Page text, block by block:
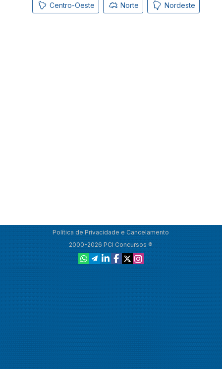
Centro-Oeste Norte Nordeste
Política de Privacidade e Cancelamento
2000-2026 PCI Concursos ®